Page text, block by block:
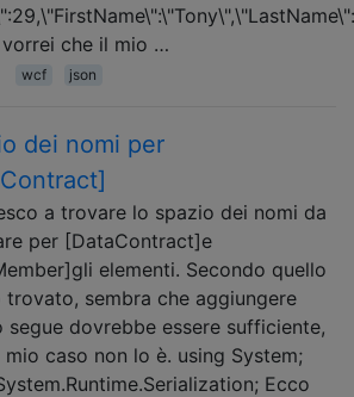
che il mio …
wcf json
dei nomi per
a trovare lo spazio dei nomi da
per [DataContract]e
elementi. Secondo quello
trovato, sembra che aggiungere
segue dovrebbe essere sufficiente,
mio caso non lo è. using System;
Ecco